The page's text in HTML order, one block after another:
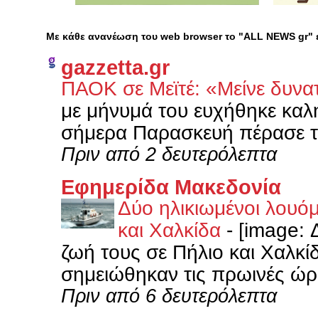
Με κάθε ανανέωση του web browser το "ALL NEWS gr"
gazzetta.gr
ΠΑΟΚ σε Μεϊτέ: «Μείνε
με μήνυμά του ευχήθηκε
σήμερα Παρασκευή πέρασε
Πριν από 2 δευτερόλεπτα
Εφημερίδα Μακεδονία
Δύο ηλικιωμένοι
και Χαλκίδα - [image:
ζωή τους σε Πήλιο και
σημειώθηκαν τις πρωινές
Πριν από 6 δευτερόλεπτα